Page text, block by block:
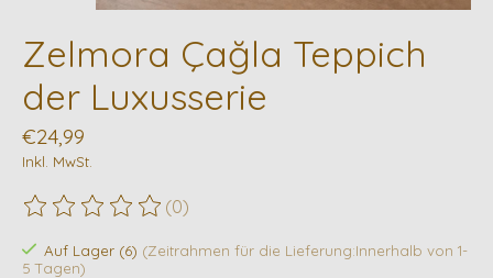
Zelmora Çağla Teppich
der Luxusserie
€24,99
Inkl. MwSt.
Die Bewertung dieses Produkts ist
(0)
Auf Lager (6) (Zeitrahmen für die Lieferung:Innerhalb von 1-
5 Tagen)